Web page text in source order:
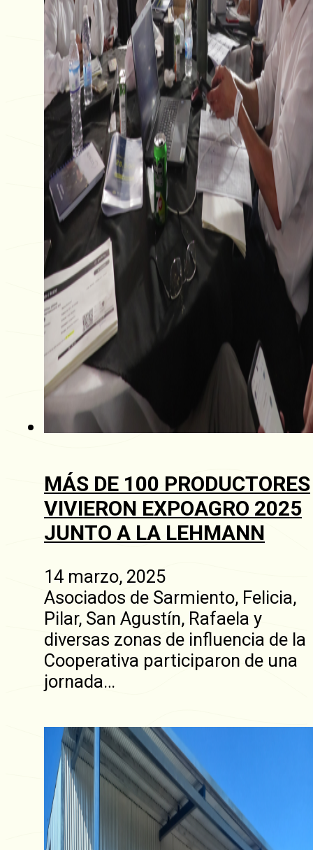
MÁS DE 100 PRODUCTORES
VIVIERON EXPOAGRO 2025
JUNTO A LA LEHMANN
14 marzo, 2025
Asociados de Sarmiento, Felicia,
Pilar, San Agustín, Rafaela y
diversas zonas de influencia de la
Cooperativa participaron de una
jornada…